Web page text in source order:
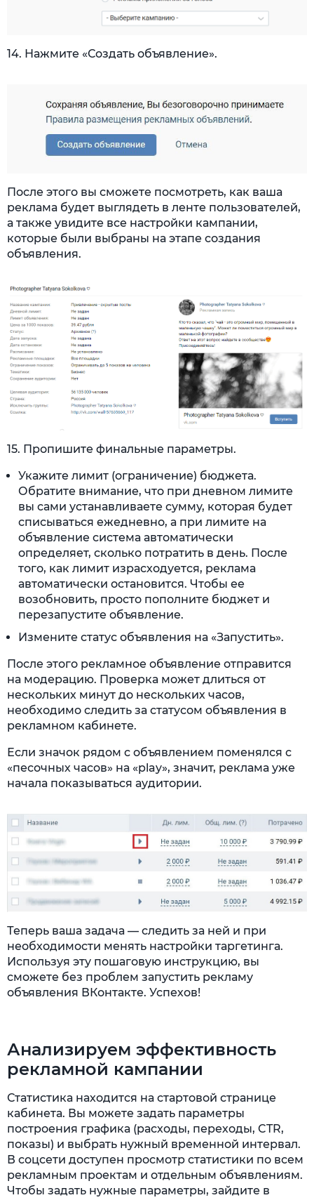
14. Нажмите «Создать объявление».
После этого вы сможете посмотреть, как ваша
реклама будет выглядеть в ленте пользователей,
а также увидите все настройки кампании,
которые были выбраны на этапе создания
объявления.
15. Пропишите финальные параметры.
Укажите лимит (ограничение) бюджета.
Обратите внимание, что при дневном лимите
вы сами устанавливаете сумму, которая будет
списываться ежедневно, а при лимите на
объявление система автоматически
определяет, сколько потратить в день. После
того, как лимит израсходуется, реклама
автоматически остановится. Чтобы ее
возобновить, просто пополните бюджет и
перезапустите объявление.
Измените статус объявления на «Запустить».
После этого рекламное объявление отправится
на модерацию. Проверка может длиться от
нескольких минут до нескольких часов,
необходимо следить за статусом объявления в
рекламном кабинете.
Если значок рядом с объявлением поменялся с
«песочных часов» на «play», значит, реклама уже
начала показываться аудитории.
Теперь ваша задача — следить за ней и при
необходимости менять настройки таргетинга.
Используя эту пошаговую инструкцию, вы
сможете без проблем запустить рекламу
объявления ВКонтакте. Успехов!
Анализируем эффективность
рекламной кампании
Статистика находится на стартовой странице
кабинета. Вы можете задать параметры
построения графика (расходы, переходы, CTR,
показы) и выбрать нужный временной интервал.
В соцсети доступен просмотр статистики по всем
рекламным проектам и отдельным объявлениям.
Чтобы задать нужные параметры, зайдите в